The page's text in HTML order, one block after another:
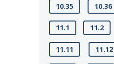
10.35 10.36
11.1 11.2
11.11 11.12